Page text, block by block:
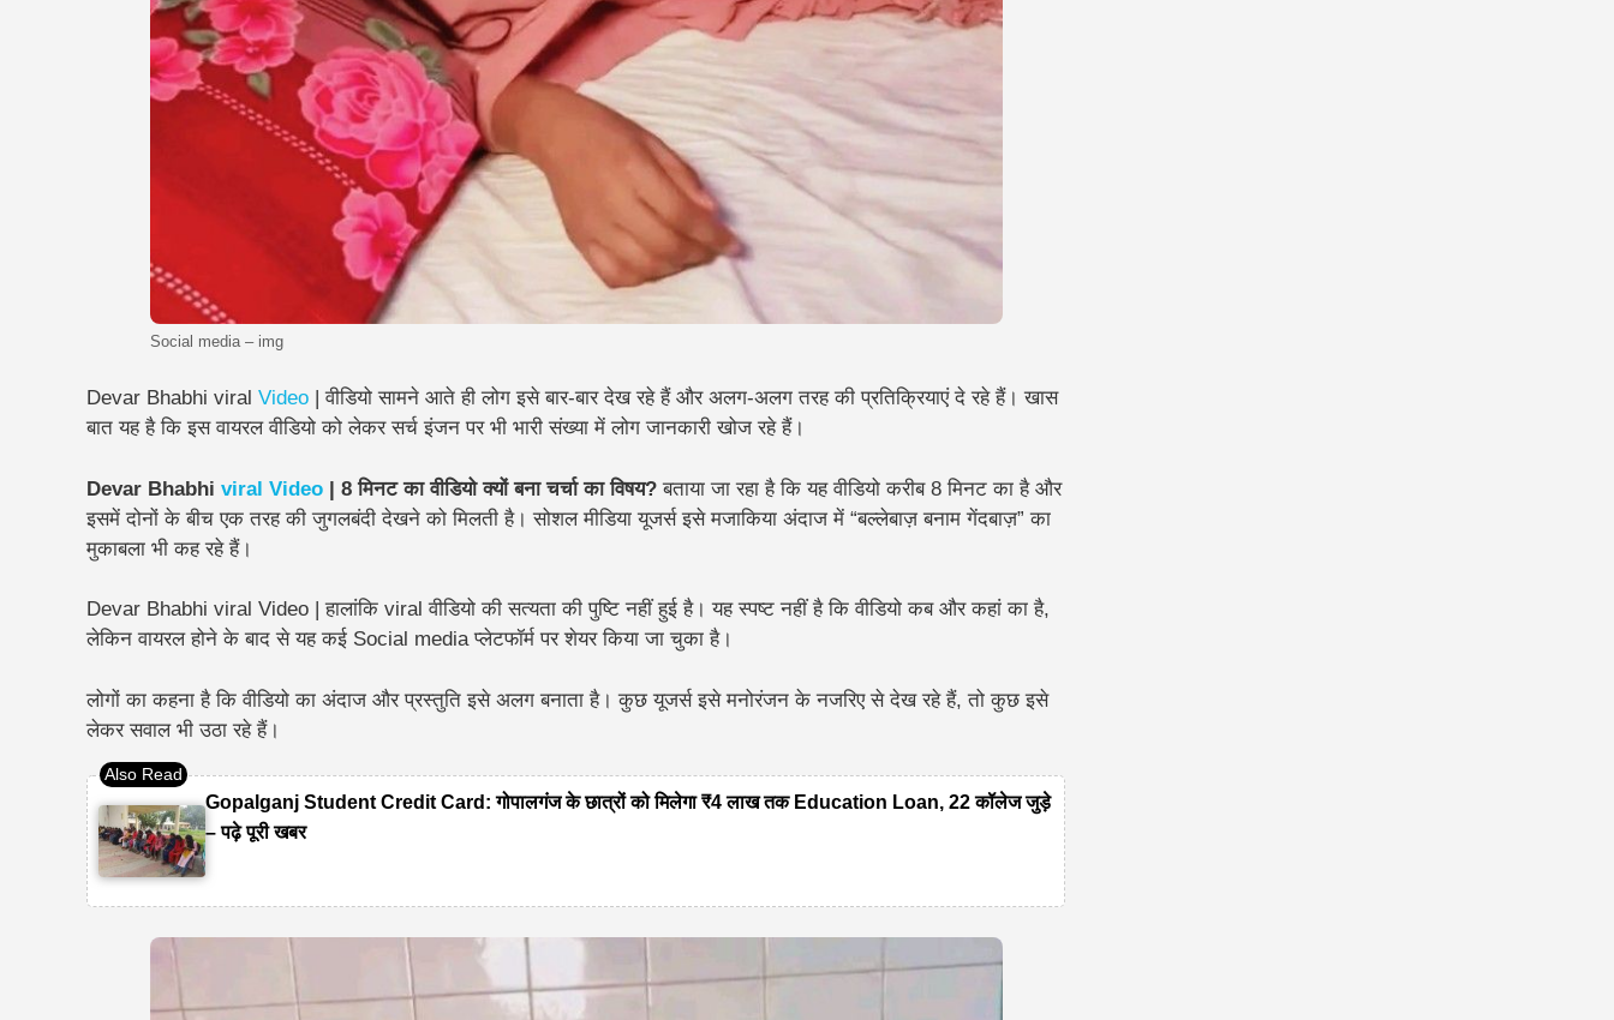
Social media – img
Devar Bhabhi viral Video | वीडियो सामने आते ही लोग इसे बार-बार देख रहे हैं और अलग-अलग तरह की प्रतिक्रियाएं दे रहे हैं। खास
बात यह है कि इस वायरल वीडियो को लेकर सर्च इंजन पर भी भारी संख्या में लोग जानकारी खोज रहे हैं।
Devar Bhabhi viral Video | 8 मिनट का वीडियो क्यों बना चर्चा का विषय?बताया जा रहा है कि यह वीडियो करीब 8 मिनट का है और
इसमें दोनों के बीच एक तरह की जुगलबंदी देखने को मिलती है। सोशल मीडिया यूजर्स इसे मजाकिया अंदाज में “बल्लेबाज़ बनाम गेंदबाज़” का
मुकाबला भी कह रहे हैं।
Devar Bhabhi viral Video | हालांकि viral वीडियो की सत्यता की पुष्टि नहीं हुई है। यह स्पष्ट नहीं है कि वीडियो कब और कहां का है,
लेकिन वायरल होने के बाद से यह कई Social media प्लेटफॉर्म पर शेयर किया जा चुका है।
लोगों का कहना है कि वीडियो का अंदाज और प्रस्तुति इसे अलग बनाता है। कुछ यूजर्स इसे मनोरंजन के नजरिए से देख रहे हैं, तो कुछ इसे
लेकर सवाल भी उठा रहे हैं।
Gopalganj Student Credit Card: गोपालगंज के छात्रों को मिलेगा ₹4 लाख तक Education Loan, 22 कॉलेज जुड़े
– पढ़े पूरी खबर